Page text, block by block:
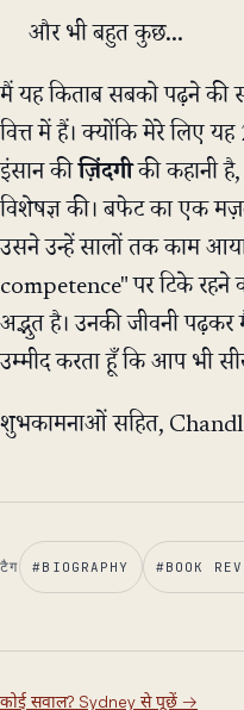
और भी बहुत कुछ...
मैं यह किताब सबको पढ़ने की
वित्त में हैं। क्योंकि मेरे लिए
इंसान कीज़िंदगीकी कहानी है,
विशेषज्ञ की। बफेट का एक
उसने उन्हें सालों तक काम
competence" पर टिके रहने
अद्भुत है। उनकी जीवनी
उम्मीद करता हूँ कि आप भी
शुभकामनाओं सहित,
टैग #BIOGRAPHY #BOOK
कोई सवाल? Sydney से पूछें →